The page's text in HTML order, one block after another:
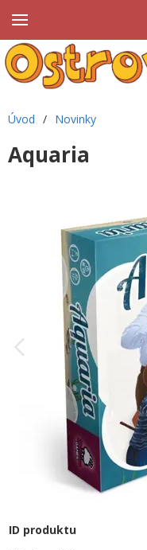
Úvod / Novinky
Aquaria
ID produktu